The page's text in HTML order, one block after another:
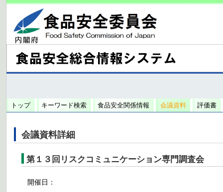
トップ キーワード検索 食品安全関係情報 会議資料 評価書
会議資料詳細
第１３回リスクコミュニケーション専門調査会
開催日：